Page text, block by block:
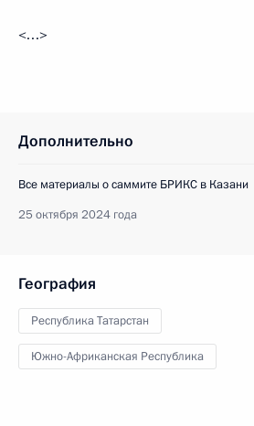
<…>
Дополнительно
Все материалы о саммите БРИКС в Казани
25 октября 2024 года
География
Республика Татарстан
Южно-Африканская Республика